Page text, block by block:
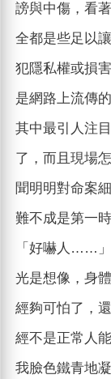
謗與中傷，看
全都是些足以
犯隱私權或損
是網路上流傳
其中最引人注
了，而且現場
聞明明對命案
難不成是第一
「好嚇人……」
光是想像，身
經夠可怕了，
經不是正常人
我臉色鐵青地